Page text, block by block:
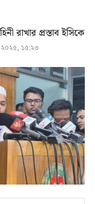
রাখার প্রস্তাব ইসিকে
২০২৫, ১৫:২৩